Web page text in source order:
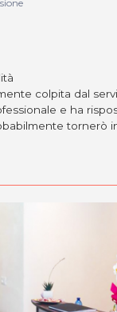
colpita dal
e ha
tornerò